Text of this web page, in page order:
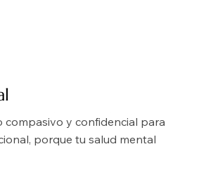
compasivo y confidencial para
porque tu salud mental